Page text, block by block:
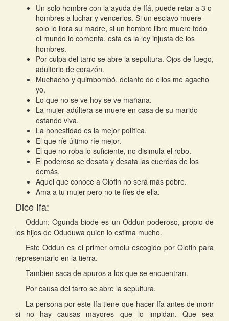
Un solo hombre con la ayuda de Ifá, puede retar a 3 o
hombres a luchar y vencerlos. Si un esclavo muere
solo lo llora su madre, si un hombre libre muere todo
el mundo lo comenta, esta es la ley injusta de los
hombres.
Por culpa del tarro se abre la sepultura. Ojos de fuego,
adulterio de corazón.
Muchacho y quimbombó, delante de ellos me agacho
yo.
Lo que no se ve hoy se ve mañana.
La mujer adúltera se muere en casa de su marido
estando viva.
La honestidad es la mejor política.
El que ríe último ríe mejor.
El que no roba lo suficiente, no disimula el robo.
El poderoso se desata y desata las cuerdas de los
demás.
Aquel que conoce a Olofin no será más pobre.
Ama a tu mujer pero no te fíes de ella.
Dice Ifa:
Oddun: Ogunda biode es un Oddun poderoso, propio de
los hijos de Oduduwa quien lo estima mucho.
Este Oddun es el primer omolu escogido por Olofin para
representarlo en la tierra.
Tambien saca de apuros a los que se encuentran.
Por causa del tarro se abre la sepultura.
La persona por este Ifa tiene que hacer Ifa antes de morir
si no hay causas mayores que lo impidan. Que sea